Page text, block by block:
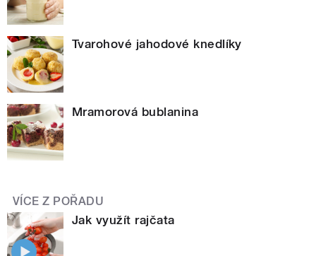
Tvarohové jahodové knedlíky
Mramorová bublanina
VÍCE Z POŘADU
Jak využít rajčata